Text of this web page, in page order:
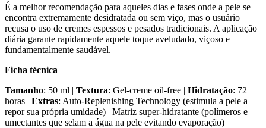
É a melhor recomendação para aqueles dias e fases onde a pele se
encontra extremamente desidratada ou sem viço, mas o usuário
recusa o uso de cremes espessos e pesados tradicionais. A aplicação
diária garante rapidamente aquele toque aveludado, viçoso e
fundamentalmente saudável.
Ficha técnica
Tamanho: 50 ml | Textura: Gel-creme oil-free | Hidratação: 72
horas | Extras: Auto-Replenishing Technology (estimula a pele a
repor sua própria umidade) | Matriz super-hidratante (polímeros e
umectantes que selam a água na pele evitando evaporação)